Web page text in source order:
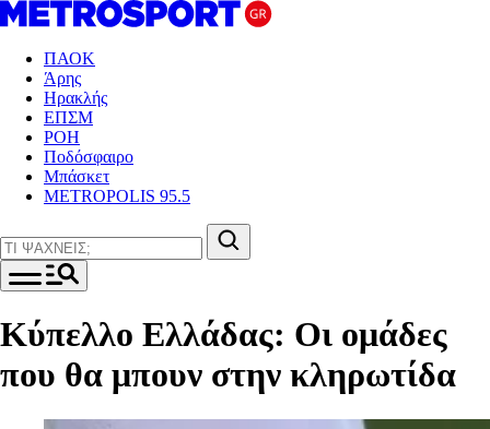
ΠΑΟΚ
Άρης
Ηρακλής
ΕΠΣΜ
ΡΟΗ
Ποδόσφαιρο
Μπάσκετ
METROPOLIS 95.5
Κύπελλο Ελλάδας: Οι ομάδες
που θα μπουν στην κληρωτίδα